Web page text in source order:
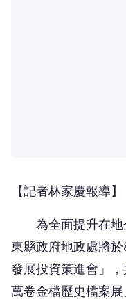
【記者林家慶報導】
為全面提升在地
東縣政府地政處將
發展投資策進會」
萬卷金檔歷史檔案